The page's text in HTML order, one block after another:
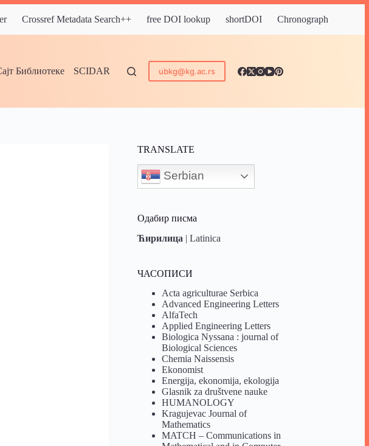
Crossref Metadata Search++ free DOI lookup shortDOI Chronograph
Библиотеке SCIDAR ubkg@kg.ac.rs
TRANSLATE
Serbian
Одабир писма
Ћирилица |Latinica
ЧАСОПИСИ
Acta agriculturae Serbica
Advanced Engineering Letters
AlfaTech
Applied Engineering Letters
Biologica Nyssana : journal of
Biological Sciences
Chemia Naissensis
Ekonomist
Energija, ekonomija, ekologija
Glasnik za društvene nauke
HUMANOLOGY
Kragujevac Journal of
Mathematics
MATCH – Communications in